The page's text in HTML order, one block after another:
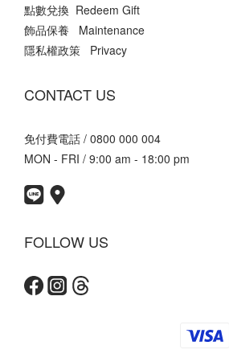
點數兌換 Redeem Gift
飾品保養 Maintenance
隱私權政策 Privacy
CONTACT US
免付費電話 / 0800 000 004
MON - FRI / 9:00 am - 18:00 pm
FOLLOW US